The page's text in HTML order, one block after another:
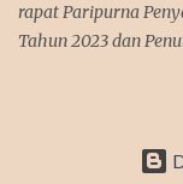
rapat Paripurna
Tahun 2023 dan
mendengarkan